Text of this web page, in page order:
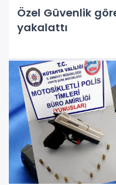
Özel Güvenlik
yakalattı